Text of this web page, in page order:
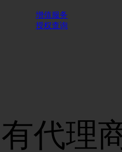
增值服务
授权查询
代理